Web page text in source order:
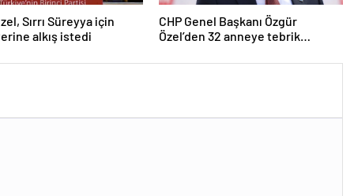
Sırrı Süreyya için
alkış istedi
CHP Genel Başkanı Özgür
Özel’den 32 anneye tebrik